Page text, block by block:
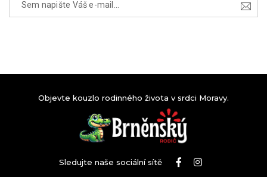
Objevte kouzlo rodinného života v srdci Moravy.
Sledujte naše sociální sítě